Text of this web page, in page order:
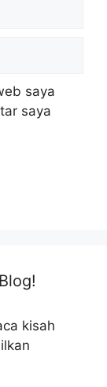
saya
saya
kisah